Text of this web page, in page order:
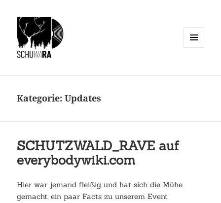
Kategorie:Updates
SCHUTZWALD_RAVE auf
everybodywiki.com
Hier war jemand fleißig und hat sich die Mühe
gemacht, ein paar Facts zu unserem Event